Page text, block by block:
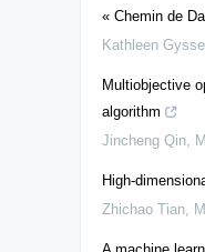
« Chemin de
Kathleen
Multiobjective
algorithm
Jincheng Qin,
High-
Zhichao Tian,